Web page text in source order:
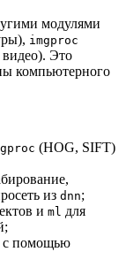
модулями
imgproc
видео). Это
компьютерного
(HOG, SIFT)
из dnn;
и ml для
с помощью